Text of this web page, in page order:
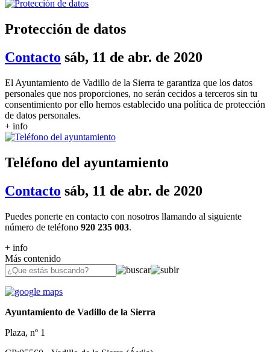
Protección de datos
Contacto sáb, 11 de abr. de 2020
El Ayuntamiento de Vadillo de la Sierra te garantiza que los datos
personales que nos proporciones, no serán cecidos a terceros sin tu
consentimiento por ello hemos establecido una política de protección
de datos personales.
+ info
Teléfono del ayuntamiento
Contacto sáb, 11 de abr. de 2020
Puedes ponerte en contacto con nosotros llamando al siguiente
número de teléfono 920 235 003.
+ info
Más contenido
Ayuntamiento de Vadillo de la Sierra
Plaza, nº 1